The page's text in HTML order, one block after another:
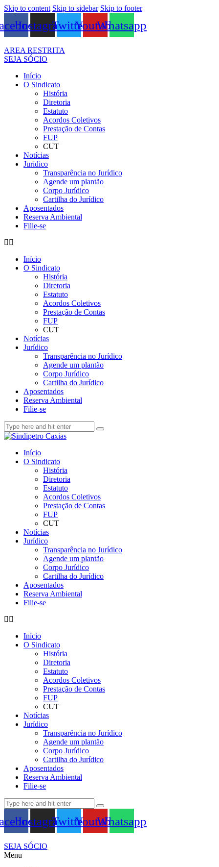
Skip to content Skip to sidebar Skip to footer
InstagramTwitterYoutubeWhatsapp
AREA RESTRITA
SEJA SÓCIO
Início
O Sindicato
História
Diretoria
Estatuto
Acordos Coletivos
Prestação de Contas
FUP
CUT
Notícias
Jurídico
Transparência no Jurídico
Agende um plantão
Corpo Jurídico
Cartilha do Jurídico
Aposentados
Reserva Ambiental
Filie-se
Início
O Sindicato
História
Diretoria
Estatuto
Acordos Coletivos
Prestação de Contas
FUP
CUT
Notícias
Jurídico
Transparência no Jurídico
Agende um plantão
Corpo Jurídico
Cartilha do Jurídico
Aposentados
Reserva Ambiental
Filie-se
Início
O Sindicato
História
Diretoria
Estatuto
Acordos Coletivos
Prestação de Contas
FUP
CUT
Notícias
Jurídico
Transparência no Jurídico
Agende um plantão
Corpo Jurídico
Cartilha do Jurídico
Aposentados
Reserva Ambiental
Filie-se
Início
O Sindicato
História
Diretoria
Estatuto
Acordos Coletivos
Prestação de Contas
FUP
CUT
Notícias
Jurídico
Transparência no Jurídico
Agende um plantão
Corpo Jurídico
Cartilha do Jurídico
Aposentados
Reserva Ambiental
Filie-se
InstagramTwitterYoutubeWhatsapp
SEJA SÓCIO
Menu